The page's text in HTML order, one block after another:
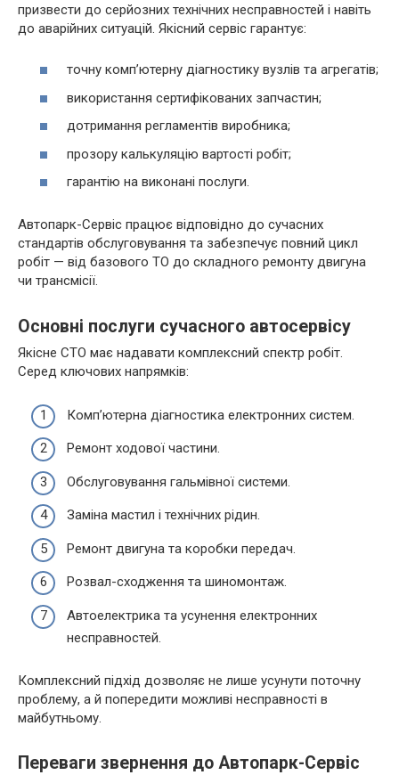
призвести до серйозних технічних несправностей і навіть
до аварійних ситуацій. Якісний сервіс гарантує:
точну комп’ютерну діагностику вузлів та агрегатів;
використання сертифікованих запчастин;
дотримання регламентів виробника;
прозору калькуляцію вартості робіт;
гарантію на виконані послуги.
Автопарк-Сервіс працює відповідно до сучасних
стандартів обслуговування та забезпечує повний цикл
робіт — від базового ТО до складного ремонту двигуна
чи трансмісії.
Основні послуги сучасного автосервісу
Якісне СТО має надавати комплексний спектр робіт.
Серед ключових напрямків:
Комп’ютерна діагностика електронних систем.
Ремонт ходової частини.
Обслуговування гальмівної системи.
Заміна мастил і технічних рідин.
Ремонт двигуна та коробки передач.
Розвал-сходження та шиномонтаж.
Автоелектрика та усунення електронних
несправностей.
Комплексний підхід дозволяє не лише усунути поточну
проблему, а й попередити можливі несправності в
майбутньому.
Переваги звернення до Автопарк-Сервіс